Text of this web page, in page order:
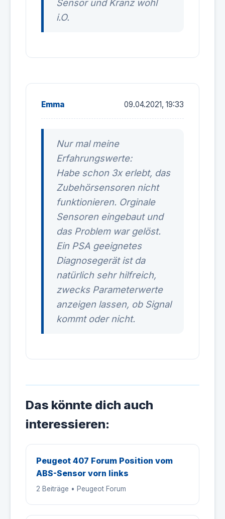
Sensor und Kranz wohl
i.O.
Emma 09.04.2021, 19:33
Nur mal meine
Erfahrungswerte:
Habe schon 3x erlebt, das
Zubehörsensoren nicht
funktionieren. Orginale
Sensoren eingebaut und
das Problem war gelöst.
Ein PSA geeignetes
Diagnosegerät ist da
natürlich sehr hilfreich,
zwecks Parameterwerte
anzeigen lassen, ob Signal
kommt oder nicht.
Das könnte dich auch
interessieren:
Peugeot 407 Forum Position vom
ABS-Sensor vorn links
2 Beiträge • Peugeot Forum